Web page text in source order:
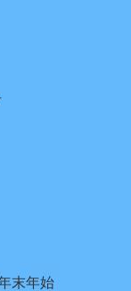
末年始